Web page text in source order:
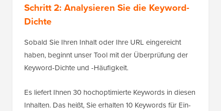
Schritt 2: Analysieren Sie die Keyword-
Dichte
Sobald Sie Ihren Inhalt oder Ihre URL eingereicht
haben, beginnt unser Tool mit der Überprüfung der
Keyword-Dichte und -Häufigkeit.
Es liefert Ihnen 30 hochoptimierte Keywords in diesen
Inhalten. Das heißt, Sie erhalten 10 Keywords für Ein-